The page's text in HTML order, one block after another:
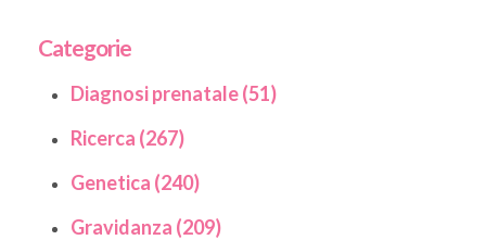
Categorie
Diagnosi prenatale (51)
Ricerca (267)
Genetica (240)
Gravidanza (209)